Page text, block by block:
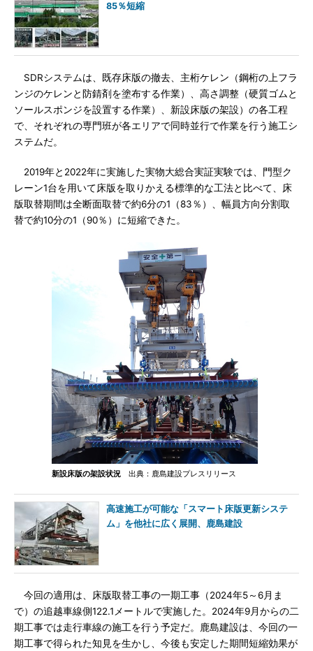
85％短縮
SDRシステムは、既存床版の撤去、主桁ケレン（鋼桁の上フラ
ンジのケレンと防錆剤を塗布する作業）、高さ調整（硬質ゴムと
ソールスポンジを設置する作業）、新設床版の架設）の各工程
で、それぞれの専門班が各エリアで同時並行で作業を行う施工シ
ステムだ。
2019年と2022年に実施した実物大総合実証実験では、門型ク
レーン1台を用いて床版を取りかえる標準的な工法と比べて、床
版取替期間は全断面取替で約6分の1（83％）、幅員方向分割取
替で約10分の1（90％）に短縮できた。
新設床版の架設状況 出典：鹿島建設プレスリリース
高速施工が可能な「スマート床版更新システ
ム」を他社に広く展開、鹿島建設
今回の適用は、床版取替工事の一期工事（2024年5～6月ま
で）の追越車線側122.1メートルで実施した。2024年9月からの二
期工事では走行車線の施工を行う予定だ。鹿島建設は、今回の一
期工事で得られた知見を生かし、今後も安定した期間短縮効果が